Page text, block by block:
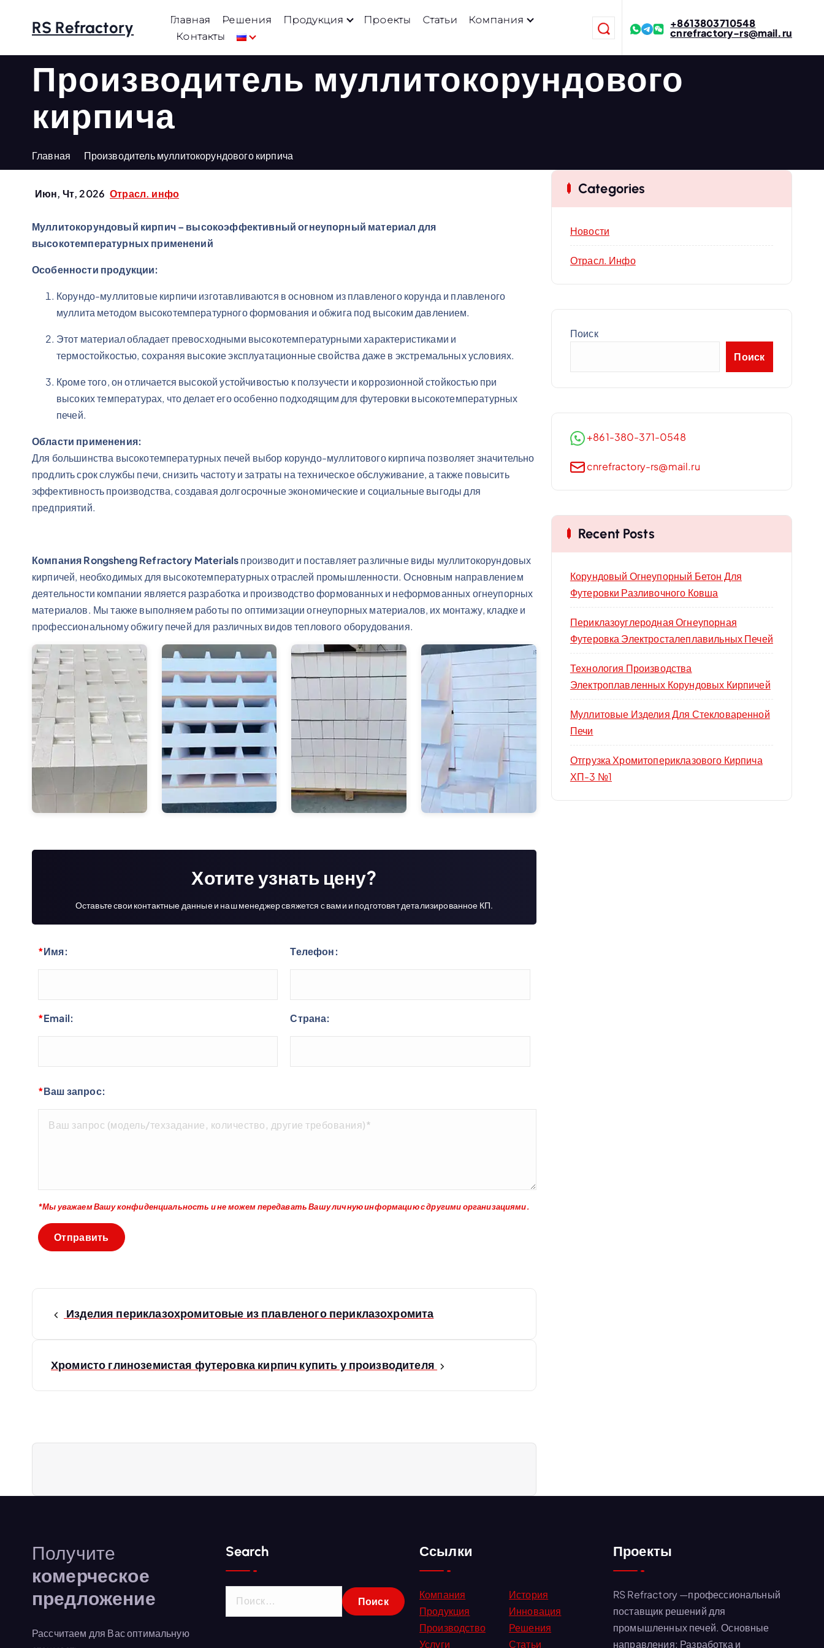
е
д
RS Refractory Главная Решения Продукция Проекты Статьи
Компания
Контакты
+8613803710548
cnrefractory-rs@mail.ru
Производитель муллитокорундового
кирпича
Главная Производитель муллитокорундового кирпича
Июн, Чт, 2026 Отрасл. инфо
Муллитокорундовый кирпич – высокоэффективный огнеупорный материал для
высокотемпературных применений
Особенности продукции:
Корундо-муллитовые кирпичи изготавливаются в основном из плавленого корунда и плавленого
муллита методом высокотемпературного формования и обжига под высоким давлением.
Этот материал обладает превосходными высокотемпературными характеристиками и
термостойкостью, сохраняя высокие эксплуатационные свойства даже в экстремальных условиях.
Кроме того, он отличается высокой устойчивостью к ползучести и коррозионной стойкостью при
высоких температурах, что делает его особенно подходящим для футеровки высокотемпературных
печей.
Области применения:
Для большинства высокотемпературных печей выбор корундо-муллитового кирпича позволяет значительно
продлить срок службы печи, снизить частоту и затраты на техническое обслуживание, а также повысить
эффективность производства, создавая долгосрочные экономические и социальные выгоды для
предприятий.
Компания Rongsheng Refractory Materialsпроизводит и поставляет различные виды муллитокорундовых
кирпичей, необходимых для высокотемпературных отраслей промышленности. Основным направлением
деятельности компании является разработка и производство формованных и неформованных огнеупорных
материалов. Мы также выполняем работы по оптимизации огнеупорных материалов, их монтажу, кладке и
профессиональному обжигу печей для различных видов теплового оборудования.
Хотите узнать цену?
Оставьте свои контактные данные и наш менеджер свяжется с вами и подготовят детализированное КП.
*Имя:
*Email:
Телефон:
Страна:
*Ваш запрос:
*Мы уважаем Вашу конфиденциальность и не можем передавать Вашу личную информацию с другими организациями.
ц
я
п
о
Изделия периклазохромитовые из плавленого периклазохромита
Хромисто глиноземистая футеровка кирпич купить у производителя
Categories
Новости
Отрасл. Инфо
Поиск
Поиск
+861-380-371-0548
cnrefractory-rs@mail.ru
Recent Posts
Корундовый Огнеупорный Бетон Для
Футеровки Разливочного Ковша
Периклазоуглеродная Огнеупорная
Футеровка Электросталеплавильных Печей
Технология Производства
Электроплавленных Корундовых Кирпичей
Муллитовые Изделия Для Стекловаренной
Печи
Отгрузка Хромитопериклазового Кирпича
ХП-3 №1
Получите
комерческое
предложение
Рассчитаем для Вас оптимальную
Search Ссылки
Компания
История
Продукция
Инновация
Производство
Решения
Услуги
Статьи
Проекты
RS Refractory —профессиональный
поставщик решений для
промышленных печей. Основные
направления: Разработка и